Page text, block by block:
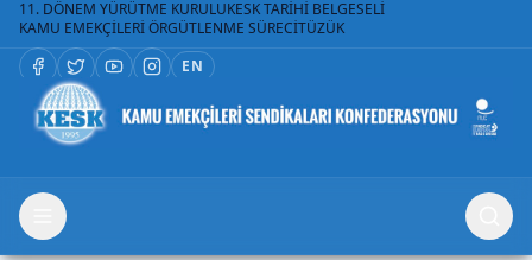
11. DÖNEM YÜRÜTME KURULUKESK TARİHİ BELGESELİ
KAMU EMEKÇİLERİ ÖRGÜTLENME SÜRECİTÜZÜK
EN